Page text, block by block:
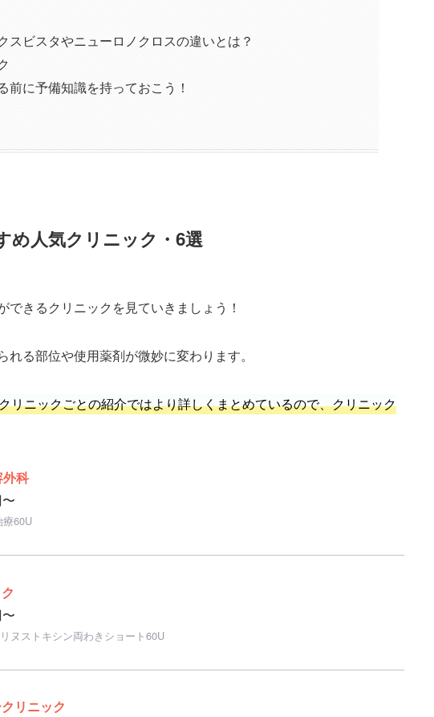
スビスタやニューロノクロスの違いとは？
に予備知識を持っておこう！
め人気クリニック・6選
きるクリニックを見ていきましょう！
る部位や使用薬剤が微妙に変わります。
リニックごとの紹介ではより詳しくまとめているので、クリニック
科
60U
ヌストキシン両わきショート60U
リニック